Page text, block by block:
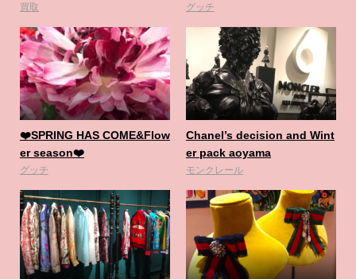
買取 グッチ
❤️SPRING HAS COME&Flow
er season❤️
グッチ
Chanel’s decision and Wint
er pack aoyama
モンクレール